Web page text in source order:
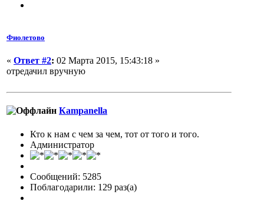
Фиолетово
« Ответ #2: 02 Марта 2015, 15:43:18 »
отредачил вручную
Кampanella
Кто к нам с чем за чем, тот от того и того.
Администратор
Сообщений: 5285
Поблагодарили: 129 раз(а)